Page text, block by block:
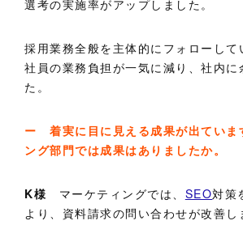
選考の実施率がアップしました。
採用業務全般を主体的にフォローして
社員の業務負担が一気に減り、社内に
た。
ー 着実に目に見える成果が出ていま
ング部門では成果はありましたか。
K様 マーケティングでは、 SEO対策
より、資料請求の問い合わせが改善